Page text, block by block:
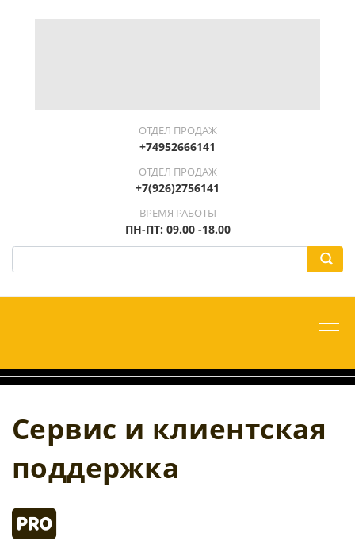
ОТДЕЛ ПРОДАЖ
+74952666141
ОТДЕЛ ПРОДАЖ
+7(926)2756141
ВРЕМЯ РАБОТЫ
ПН-ПТ: 09.00 -18.00
Сервис и клиентская
поддержка